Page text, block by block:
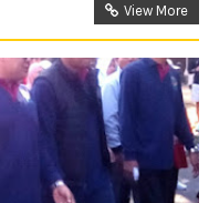
View More